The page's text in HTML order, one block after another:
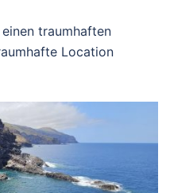
traumhaften
Location